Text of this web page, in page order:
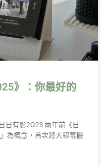
》：你最好的
日有影2O23 兩年前《日
為概念，首次將大銀幕搬